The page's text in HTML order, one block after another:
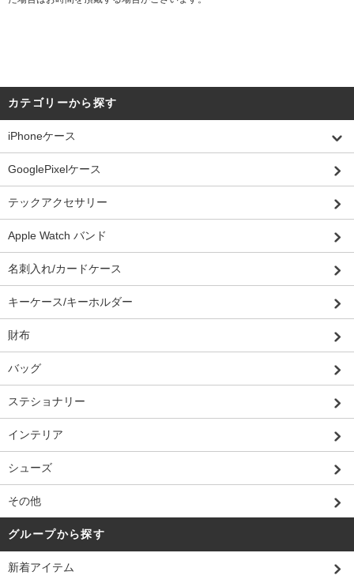
カテゴリーから探す
iPhoneケース
GooglePixelケース
テックアクセサリー
Apple Watch バンド
名刺入れ/カードケース
キーケース/キーホルダー
財布
バッグ
ステショナリー
インテリア
シューズ
その他
グループから探す
新着アイテム